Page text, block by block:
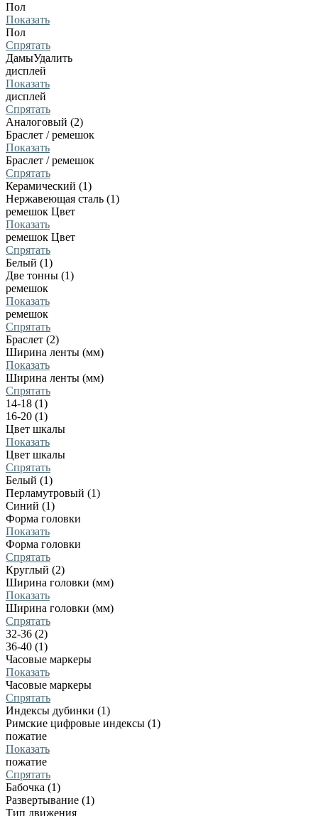
Пол
Показать
Пол
Спрятать
ДамыУдалить
дисплей
Показать
дисплей
Спрятать
Аналоговый (2)
Браслет / ремешок
Показать
Браслет / ремешок
Спрятать
Керамический (1)
Нержавеющая сталь (1)
ремешок Цвет
Показать
ремешок Цвет
Спрятать
Белый (1)
Две тонны (1)
ремешок
Показать
ремешок
Спрятать
Браслет (2)
Ширина ленты (мм)
Показать
Ширина ленты (мм)
Спрятать
14-18 (1)
16-20 (1)
Цвет шкалы
Показать
Цвет шкалы
Спрятать
Белый (1)
Перламутровый (1)
Синий (1)
Форма головки
Показать
Форма головки
Спрятать
Круглый (2)
Ширина головки (мм)
Показать
Ширина головки (мм)
Спрятать
32-36 (2)
36-40 (1)
Часовые маркеры
Показать
Часовые маркеры
Спрятать
Индексы дубинки (1)
Римские цифровые индексы (1)
пожатие
Показать
пожатие
Спрятать
Бабочка (1)
Развертывание (1)
Тип движения